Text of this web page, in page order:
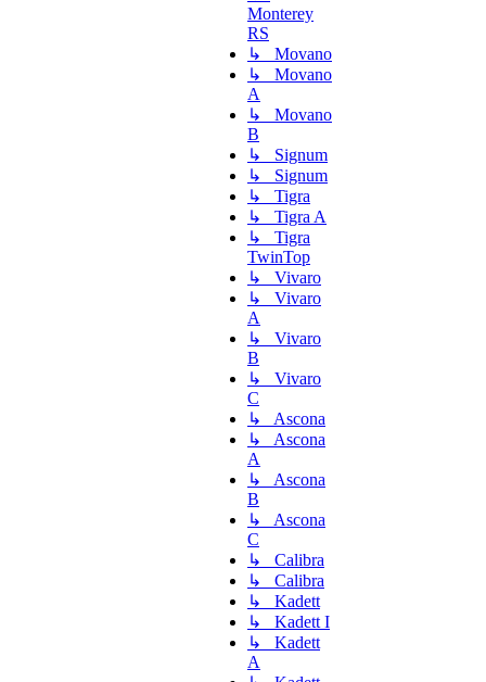
Monterey
RS
↳ Movano
↳ Movano
A
↳ Movano
B
↳ Signum
↳ Signum
↳ Tigra
↳ Tigra A
↳ Tigra
TwinTop
↳ Vivaro
↳ Vivaro
A
↳ Vivaro
B
↳ Vivaro
C
↳ Ascona
↳ Ascona
A
↳ Ascona
B
↳ Ascona
C
↳ Calibra
↳ Calibra
↳ Kadett
↳ Kadett I
↳ Kadett
A